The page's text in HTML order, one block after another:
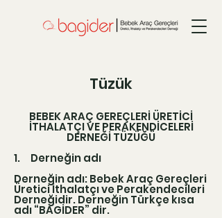
Tüzük
BEBEK ARAÇ GEREÇLERİ ÜRETİCİ
İTHALATÇI VE PERAKENDİCELERİ
DERNEĞİ TÜZÜĞÜ
1. Derneğin adı
Derneğin adı: Bebek Araç Gereçleri
Üretici İthalatçı ve Perakendecileri
Derneğidir. Derneğin Türkçe kısa
adı “BAGİDER” dir.